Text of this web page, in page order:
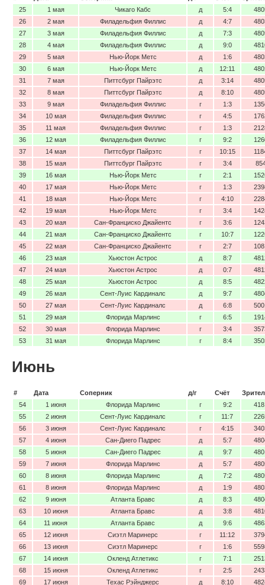
25
1 мая Чикаго Кабс д 5:4
26
2 мая Филадельфия Филлис д 4:7
27
3 мая Филадельфия Филлис д 7:3
28
4 мая Филадельфия Филлис д 9:0
29
5 мая Нью-Йорк Метс д 1:6
30
6 мая Нью-Йорк Метс д 12:11
31
7 мая Питтсбург Пайрэтс д 3:14
32
8 мая Питтсбург Пайрэтс д 8:10
33
9 мая Филадельфия Филлис г 1:3
34
10 мая Филадельфия Филлис г 4:5
35
11 мая Филадельфия Филлис г 1:3
36
12 мая Филадельфия Филлис г 9:2
37
14 мая Питтсбург Пайрэтс г 10:15
38
15 мая Питтсбург Пайрэтс г 3:4
39
16 мая Нью-Йорк Метс г 2:1
40
17 мая Нью-Йорк Метс г 1:3
41
18 мая Нью-Йорк Метс г 4:10
42
19 мая Нью-Йорк Метс г 3:4
43
20 мая Сан-Франциско Джайентс г 3:6
44
21 мая Сан-Франциско Джайентс г 10:7
45
22 мая Сан-Франциско Джайентс г 2:7
46
23 мая Хьюстон Астрос д 8:7
47
24 мая Хьюстон Астрос д 0:7
48
25 мая Хьюстон Астрос д 8:5
49
26 мая Сент-Луис Кардиналс д 9:7
50
27 мая Сент-Луис Кардиналс д 6:8
51
29 мая Флорида Марлинс г 6:5
52
30 мая Флорида Марлинс г 3:4
53
31 мая Флорида Марлинс г 8:4
Июнь
# Дата Соперник д/г Счёт
54
1 июня Флорида Марлинс г 9:2
55
2 июня Сент-Луис Кардиналс г 11:7
56
3 июня Сент-Луис Кардиналс г 4:15
57
4 июня Сан-Диего Падрес д 5:7
58
5 июня Сан-Диего Падрес д 9:7
59
7 июня Флорида Марлинс д 5:7
60
8 июня Флорида Марлинс д 7:2
61
8 июня Флорида Марлинс д 1:9
62
9 июня Атланта Бравс д 8:3
63
10 июня Атланта Бравс д 3:8
64
11 июня Атланта Бравс д 9:6
65
12 июня Сиэтл Маринерс г 11:12
66
13 июня Сиэтл Маринерс г 1:6
67
14 июня Окленд Атлетикс г 7:1
68
15 июня Окленд Атлетикс г 2:5
69
17 июня Техас Рэйнджерс д 8:10